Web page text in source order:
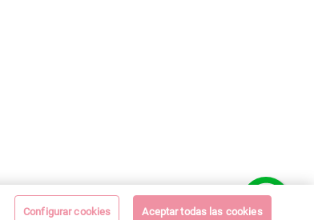
Configurar cookies Aceptar todas las cookies